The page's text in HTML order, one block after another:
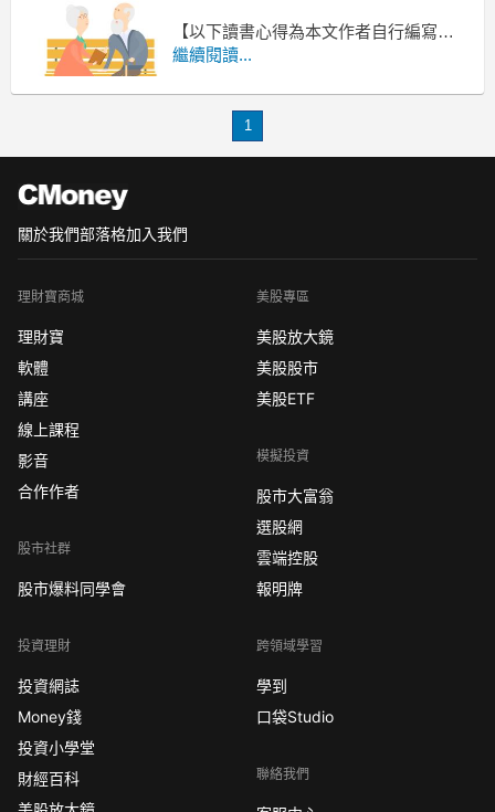
【以下讀書心得為本文作者自行編寫，
不代表原書作者觀點】
有錢人跟你想的不一樣
想變有錢，先改變自己吧！
繼續閱讀...
1
關於我們部落格加入我們
理財寶商城
理財寶
軟體
講座
線上課程
影音
合作作者
股市社群
股市爆料同學會
投資理財
投資網誌
Money錢
投資小學堂
財經百科
美股專區
美股放大鏡
美股股市
美股ETF
模擬投資
股市大富翁
選股網
雲端控股
報明牌
跨領域學習
學到
口袋Studio
聯絡我們